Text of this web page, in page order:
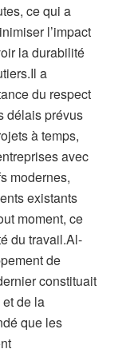
ce qui a
l’impact
la durabilité
a
du respect
délais prévus
à temps,
avec
modernes,
existants
moment, ce
du travail.Al-
de
constituait
de la
que les